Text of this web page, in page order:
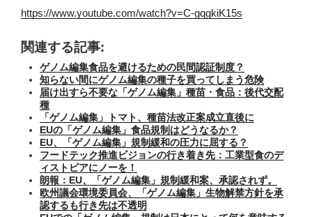
https://www.youtube.com/watch?v=C-gqgkiK15s
関連する記事:
ゲノム編集食品を避けるための民間認証制度？
知らない間にゲノム編集の種子を買ってしまう危険
届け出すら不要な「ゲノム編集」種苗・食品：後代交配
種
「ゲノム編集」トマト、種苗法改正案成立直後に
EUの「ゲノム編集」食品規制はどうなるか？
EU、「ゲノム編集」規制緩和の圧力に屈する？
フードテック推進ビジョンの行き着き先：工業型食のデ
ィストピアにノーを！
朗報：EU、「ゲノム編集」規制緩和案、承認されず。
欧州議会環境委員会、「ゲノム編集」生物解禁方針を承
認するも行き先は不透明